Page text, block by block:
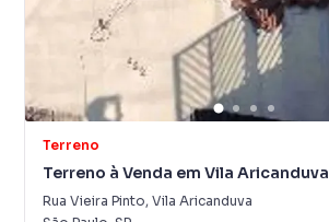
Terreno
Terreno à Venda em Vila Aricanduva
Rua Vieira Pinto, Vila Aricanduva